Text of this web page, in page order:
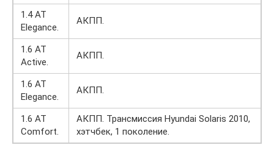
1.4 AT
Elegance.
АКПП.
1.6 AT
Active.
АКПП.
1.6 AT
Elegance.
АКПП.
1.6 AT
Comfort.
АКПП. Трансмиссия Hyundai Solaris 2010,
хэтчбек, 1 поколение.